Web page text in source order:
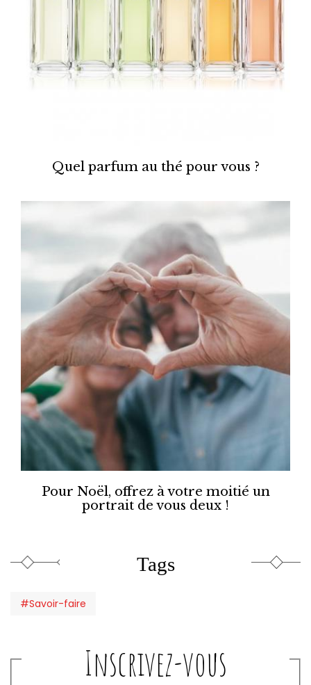
Quel parfum au thé pour vous ?
Pour Noël, offrez à votre moitié un
portrait de vous deux !
Tags
#Savoir-faire
Inscrivez-vous